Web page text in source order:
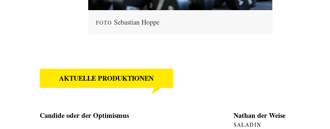
FOTO Sebastian Hoppe
AKTUELLE PRODUKTIONEN
Candide oder der Optimismus
Nathan der Weise
SALADIN